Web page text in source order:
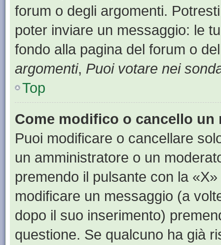
forum o degli argomenti.
poter inviare un messaggio: le
fondo alla pagina del forum o
argomenti, Puoi votare nei
Top
Come modifico o cancello un
Puoi modificare o cancellare
un amministratore o un
premendo il pulsante con la
modificare un messaggio (a
dopo il suo inserimento)
questione. Se qualcuno ha già